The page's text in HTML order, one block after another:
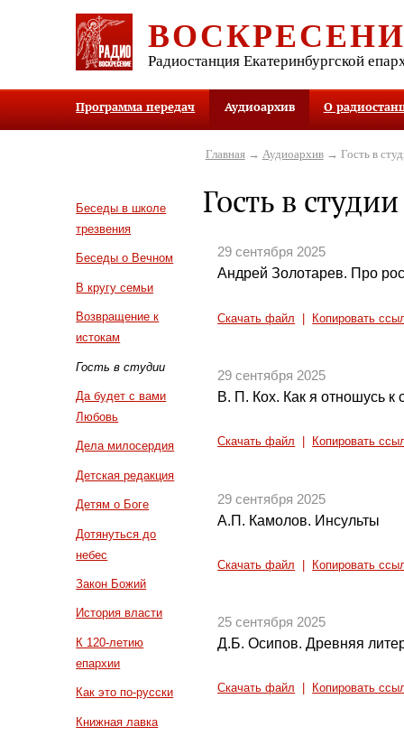
Радиостанция Екатеринбургской
Программа передач Аудиоархив О
Беседы в школе
трезвения
Беседы о Вечном
В кругу семьи
Возвращение к
истокам
Гость в студии
Да будет с вами
Любовь
Дела милосердия
Детская редакция
Детям о Боге
Дотянуться до
небес
Закон Божий
История власти
К 120-летию
епархии
Как это по-русски
Книжная лавка
Главная→ Аудиоархив→ Гость в
Гость в студии
29 сентября 2025
Андрей Золотарев. Про
Скачать файл Копировать
29 сентября 2025
В. П. Кох. Как я отношусь к
Скачать файл Копировать
29 сентября 2025
А.П. Камолов. Инсульты
Скачать файл Копировать
25 сентября 2025
Д.Б. Осипов. Древняя
Скачать файл Копировать